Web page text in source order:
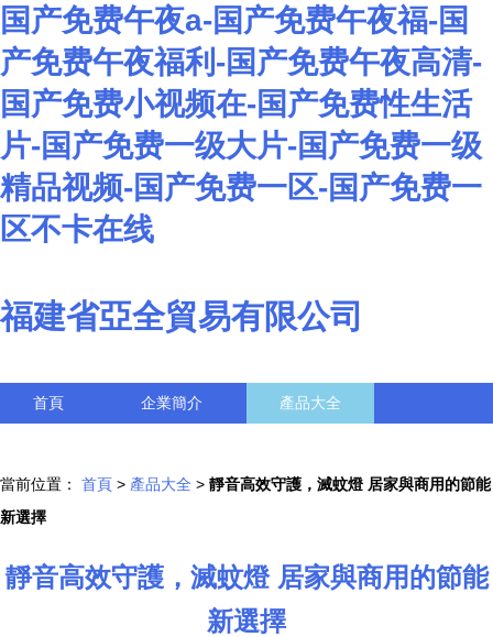
国产免费午夜a-国产免费午夜福-国
产免费午夜福利-国产免费午夜高清-
国产免费小视频在-国产免费性生活
片-国产免费一级大片-国产免费一级
精品视频-国产免费一区-国产免费一
区不卡在线
福建省亞全貿易有限公司
首頁 企業簡介 產品大全
當前位置： 首頁 > 產品大全 > 靜音高效守護，滅蚊燈 居家與商用的節能
新選擇
靜音高效守護，滅蚊燈 居家與商用的節能
新選擇